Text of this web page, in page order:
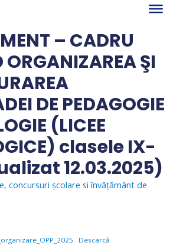
– CADRU
ORGANIZAREA ŞI
DE PEDAGOGIE
(LICEE
clasele IX-
12.03.2025)
concursuri școlare si învăţământ de
Descarcă